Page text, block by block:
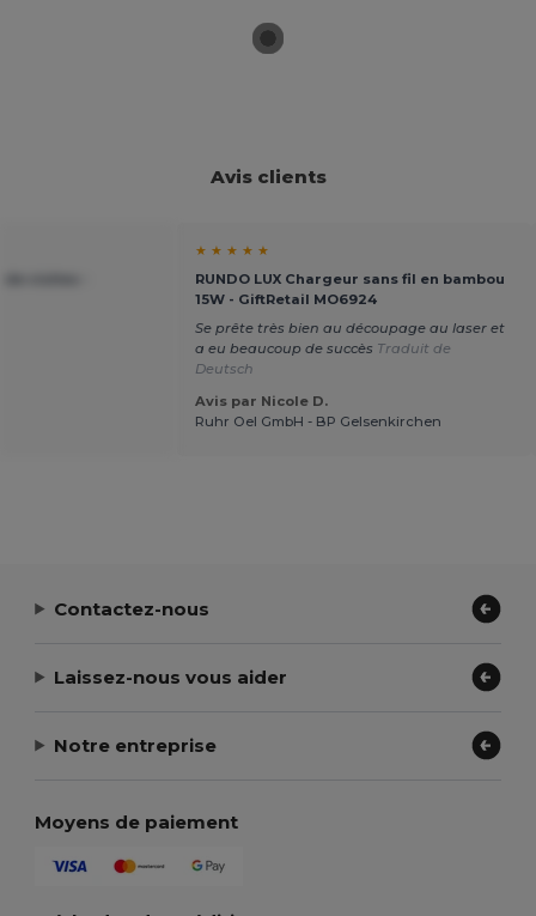
Avis clients
★ ★ ★ ★ ★
RUNDO LUX Chargeur sans fil en bambou
15W - GiftRetail MO6924
Se prête très bien au découpage au laser et
a eu beaucoup de succès Traduit de
Deutsch
Avis par Nicole D.
Ruhr Oel GmbH - BP Gelsenkirchen
Contactez-nous
Laissez-nous vous aider
Notre entreprise
Moyens de paiement